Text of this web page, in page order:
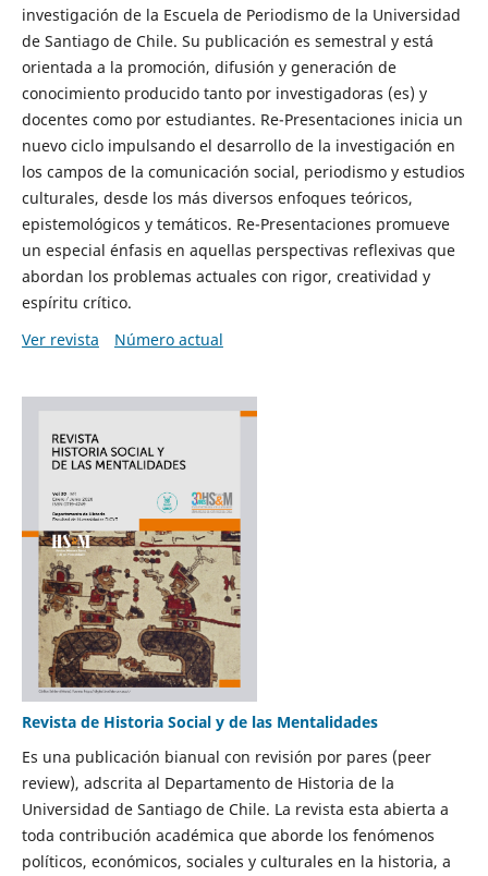
investigación de la Escuela de Periodismo de la Universidad
de Santiago de Chile. Su publicación es semestral y está
orientada a la promoción, difusión y generación de
conocimiento producido tanto por investigadoras (es) y
docentes como por estudiantes. Re-Presentaciones inicia un
nuevo ciclo impulsando el desarrollo de la investigación en
los campos de la comunicación social, periodismo y estudios
culturales, desde los más diversos enfoques teóricos,
epistemológicos y temáticos. Re-Presentaciones promueve
un especial énfasis en aquellas perspectivas reflexivas que
abordan los problemas actuales con rigor, creatividad y
espíritu crítico.
Ver revista
Número actual
Revista de Historia Social y de las Mentalidades
Es una publicación bianual con revisión por pares (peer
review), adscrita al Departamento de Historia de la
Universidad de Santiago de Chile. La revista esta abierta a
toda contribución académica que aborde los fenómenos
políticos, económicos, sociales y culturales en la historia, a